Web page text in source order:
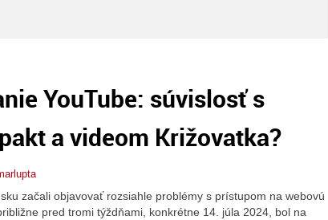
YouTube: súvislosť s
a videom Križovatka?
začali objavovať rozsiahle problémy s prístupom na webovú
pred tromi týždňami, konkrétne 14. júla 2024, bol na